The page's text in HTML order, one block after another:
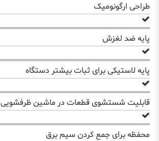
طراحی ارگونومیک
پایه ضد لغزش
پایه لاستیکی برای ثبات بیشتر دستگاه
قابلیت شستشوی قطعات در ماشین ظرفشویی
محفظه برای جمع كردن سیم برق